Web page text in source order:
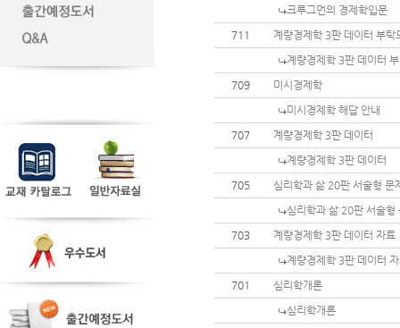
크루그먼의 경제학입문
711
계량경제학 3판 데이터 부탁
계량경제학 3판 데이터
709
미시경제학
미시경제학 해답 안내
707
계량경제학 3판 데이터
계량경제학 3판 데이터
705
심리학과 삶 20판 서술형 문
심리학과 삶 20판 서술형
703
계량경제학 3판 데이터 자료
계량경제학 3판 데이터
701
심리학개론
심리학개론